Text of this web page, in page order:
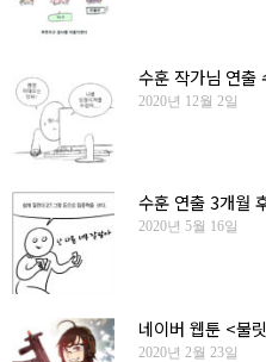
수훈 작가님 연출
2020년 12월 2일
수훈 연출 3개월
2020년 5월 16일
네이버 웹툰 <불
2020년 2월 23일